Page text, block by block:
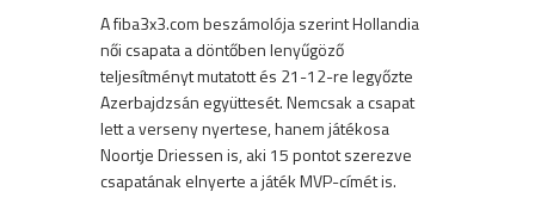
A fiba3x3.com beszámolója szerint Hollandia
női csapata a döntőben lenyűgöző
teljesítményt mutatott és 21-12-re legyőzte
Azerbajdzsán együttesét. Nemcsak a csapat
lett a verseny nyertese, hanem játékosa
Noortje Driessen is, aki 15 pontot szerezve
csapatának elnyerte a játék MVP-címét is.